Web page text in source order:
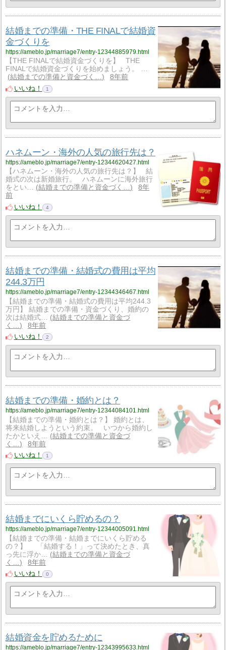
結婚までの準備・THE FINALで結婚資
金づくりを
https://ameblo.jp/marriage7/entry-12344885979.html
【THE FINALで結婚資金づくりを】 THE
FINALで結婚資金づくりを始めましょう。 …
結婚までの準備と資金づく…
8年前
いいね！
1
ハネムーン・海外の人気の旅行先は？
https://ameblo.jp/marriage7/entry-12344620427.html
【ハネムーン・海外の人気の旅行先は？】 結
婚式の次は新婚旅行。 ハネムーンに海外旅行
をとい…
結婚までの準備と資金づく…
8年
前
いいね！
4
結婚までの準備・結婚式の費用は平均
244.3万円
https://ameblo.jp/marriage7/entry-12344346467.html
【結婚までの準備・結婚式の費用は平均244.3
万円】 結婚までの準備・資金づくり、婚約の
次は結婚式…
結婚までの準備と資金づ
く…
8年前
いいね！
2
結婚までの準備・婚約とは？
https://ameblo.jp/marriage7/entry-12344084101.html
【結婚までの準備・婚約とは？】 婚約とは、
将来結婚しようという約束。 いつから婚約し
たかといえ…
結婚までの準備と資金づ
く…
8年前
いいね！
1
結婚までにいくら貯めるの？
https://ameblo.jp/marriage7/entry-12344005091.html
【結婚までの準備・結婚までにいくら貯める
の？】 「結婚する！」って決めたとき、真
っ先に浮か…
結婚までの準備と資金づ
く…
8年前
いいね！
0
結婚資金を貯めるために
https://ameblo.jp/marriage7/entry-12343995633.html